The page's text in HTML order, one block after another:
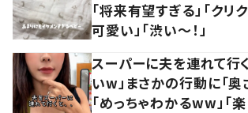
「将来有望すぎる」「クリ
可愛い」「渋い～！」
スーパーに夫を連れて行
いw」まさかの行動に「奥
「めっちゃわかるww」「